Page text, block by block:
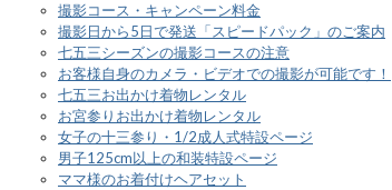
撮影コース・キャンペーン料金
撮影日から5日で発送「スピードパック」のご案内
七五三シーズンの撮影コースの注意
お客様自身のカメラ・ビデオでの撮影が可能です！
七五三お出かけ着物レンタル
お宮参りお出かけ着物レンタル
女子の十三参り・1/2成人式特設ページ
男子125cm以上の和装特設ページ
ママ様のお着付けヘアセット